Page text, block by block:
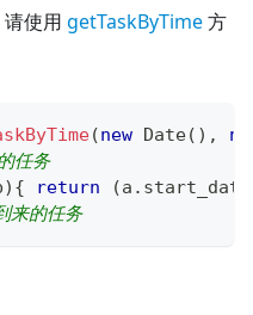
使用 getTaskByTime方
(new Date( ) ,
任务
) { return (a . start_date
的任务